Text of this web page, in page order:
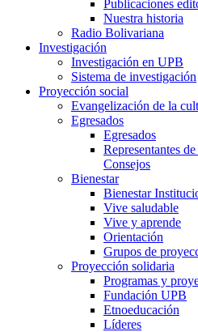
Publicaciones
Nuestra historia
Radio Bolivariana
Investigación
Investigación en UPB
Sistema de investigación
Proyección social
Evangelización de la
Egresados
Egresados
Representantes
Consejos
Bienestar
Bienestar
Vive saludable
Vive y aprende
Orientación
Grupos de
Proyección solidaria
Programas y
Fundación UPB
Etnoeducación
Líderes